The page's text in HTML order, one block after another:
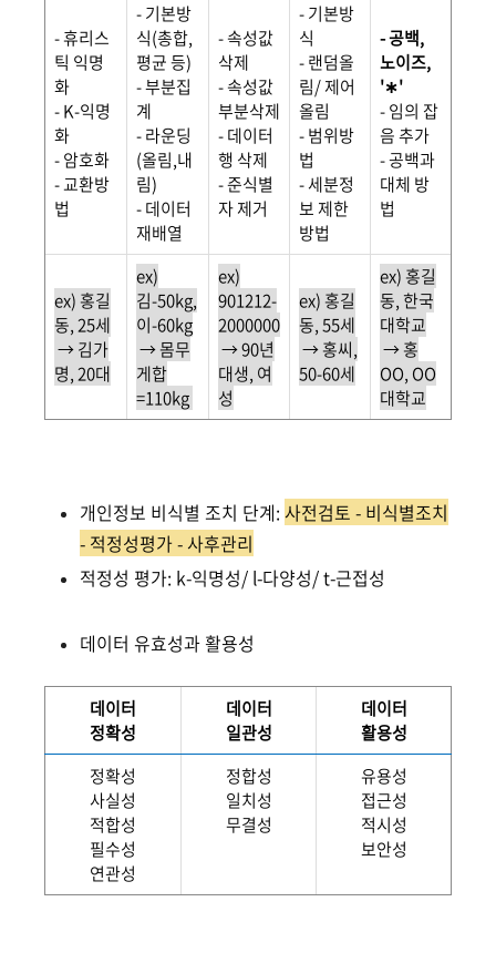
- 휴리스
틱 익명
화
- K-익명
화
- 암호화
- 교환방
법
- 기본방
식(총합,
평균 등)
- 부분집
계
- 라운딩
(올림,내
림)
- 데이터
재배열
- 속성값
삭제
- 속성값
부분삭제
- 데이터
행 삭제
- 준식별
자 제거
- 기본방
식
- 랜덤올
림/ 제어
올림
- 범위방
법
- 세분정
보 제한
방법
- 공백,
노이즈,
'∗'
- 임의 잡
음 추가
- 공백과
대체 방
법
ex) 홍길
동, 25세
→ 김가
명, 20대
ex)
김-50kg,
이-60kg
→ 몸무
게합
=110kg
ex)
901212-
2000000
→ 90년
대생, 여
성
ex) 홍길
동, 55세
→ 홍씨,
50-60세
ex) 홍길
동, 한국
대학교
→ 홍
OO, OO
대학교
개인정보 비식별 조치 단계: 사전검토 - 비식별조치
- 적정성평가 - 사후관리
적정성 평가: k-익명성/ l-다양성/ t-근접성
데이터 유효성과 활용성
데이터
정확성
데이터
일관성
데이터
활용성
정확성
사실성
적합성
필수성
연관성
정합성
일치성
무결성
유용성
접근성
적시성
보안성